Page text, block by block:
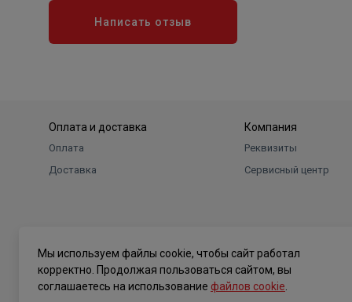
Написать отзыв
Оплата и доставка
Оплата
Доставка
Компания
Реквизиты
Сервисный центр
Мы используем файлы cookie, чтобы сайт работал
корректно. Продолжая пользоваться сайтом, вы
соглашаетесь на использование файлов cookie